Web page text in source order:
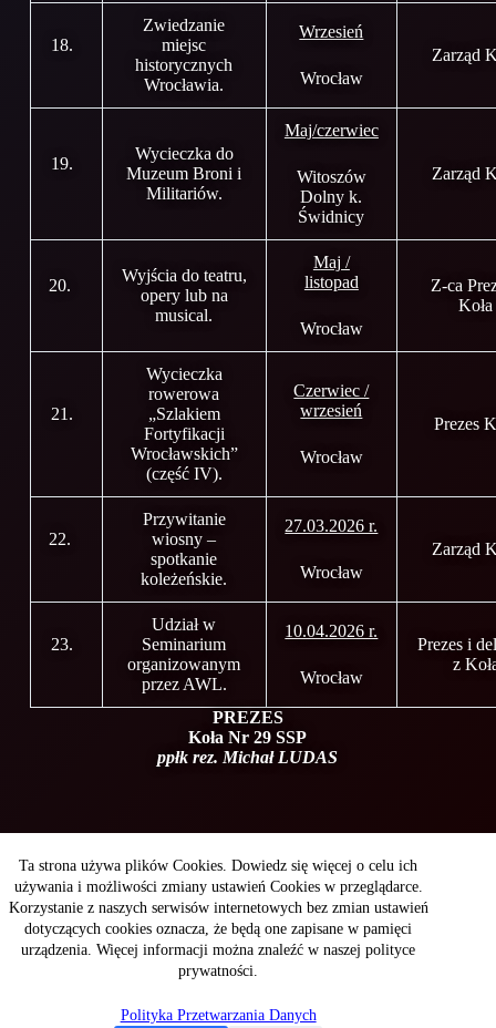
Ta strona używa plików Cookies. Dowiedz się więcej o celu ich
używania i możliwości zmiany ustawień Cookies w przeglądarce.
Korzystanie z naszych serwisów internetowych bez zmian ustawień
dotyczących cookies oznacza, że będą one zapisane w pamięci
urządzenia. Więcej informacji można znaleźć w naszej polityce
prywatności.
Polityka Przetwarzania Danych
18.
Zwiedzanie
miejsc
historycznych
Wrocławia.
Wrzesień
Wrocław
Zarząd
19.
Wycieczka do
Muzeum Broni i
Militariów.
Maj/czerwiec
Witoszów
Dolny k.
Świdnicy
Zarząd
20.
Wyjścia do teatru,
opery lub na
musical.
Maj /
listopad
Wrocław
Z-ca
Koła
21.
Wycieczka
rowerowa
„Szlakiem
Fortyfikacji
Wrocławskich”
(część IV).
Czerwiec /
wrzesień
Wrocław
Prezes
22.
Przywitanie
wiosny –
spotkanie
koleżeńskie.
27.03.2026 r.
Wrocław
Zarząd
23.
Udział w
Seminarium
organizowanym
przez AWL.
10.04.2026 r.
Wrocław
Prezes i
z
PREZES
Koła Nr 29 SSP
ppłk rez. Michał LUDAS
Wojskowy Instytut Techniki Inżynieryjnej
im. profesora Józefa Kosackiego
ul. Obornicka 136
50-961Wrocław